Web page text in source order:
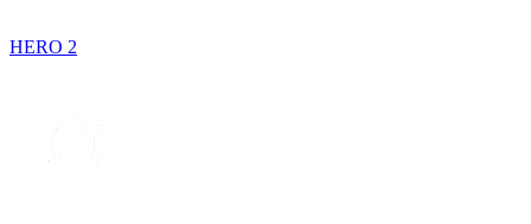
HERO 2